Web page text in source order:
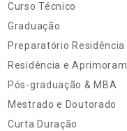
Curso Técnico
Graduação
Preparatório Residência
Residência e
Pós-graduação & MBA
Mestrado e Doutorado
Curta Duração